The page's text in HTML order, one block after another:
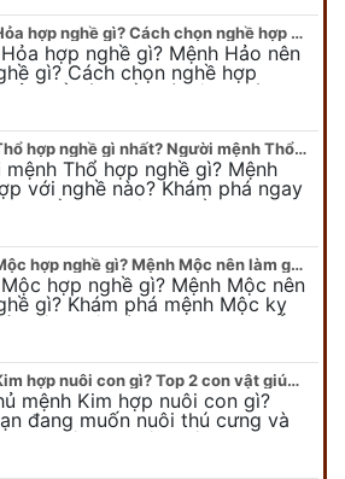
Mệnh Hỏa hợp nghề gì? Cách chọn nghề hợp mệnh Hỏa hút nhiều tài lộc
hợp nghề gì? Mệnh Hảo nên
gì? Cách chọn nghề hợp
Hỏa để hút nhiều tài lộc. Giúp
Mệnh Thổ hợp nghề gì nhất? Người mệnh Thổ kỵ nghề gì?
mệnh Thổ hợp nghề gì? Mệnh
với nghề nào? Khám phá ngay
nghề hợp mệnh Thổ. Cũng như
Mệnh Mộc hợp nghề gì? Mệnh Mộc nên làm gì? Mệnh Mộc kỵ nghề nào?
hợp nghề gì? Mệnh Mộc nên
gì? Khám phá mệnh Mộc kỵ
gì không nên làm. Xem ngay để
Mệnh Kim hợp nuôi con gì? Top 2 con vật giúp gia chủ Phát tài phát lộc
mệnh Kim hợp nuôi con gì?
đang muốn nuôi thú cưng và
chọn một con vật nuôi hợp